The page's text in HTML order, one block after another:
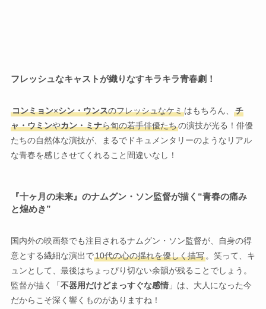
フレッシュなキャストが織りなすキラキラ青春劇！
コンミョン×シン・ウンスのフレッシュなケミはもちろん、
チ
ャ・ウミンやカン・ミナら旬の若手俳優たちの演技が光る！俳優
たちの自然体な演技が、まるでドキュメンタリーのようなリアル
な青春を感じさせてくれること間違いなし！
『十ヶ月の未来』のナムグン・ソン監督が描く“青春の痛み
と煌めき”
国内外の映画祭でも注目されるナムグン・ソン監督が、自身の得
意とする繊細な演出で10代の心の揺れを優しく描写。笑って、キ
ュンとして、最後はちょっぴり切ない余韻が残ることでしょう。
監督が描く「 不器用だけどまっすぐな感情」は、大人になった今
だからこそ深く響くものがありますね！